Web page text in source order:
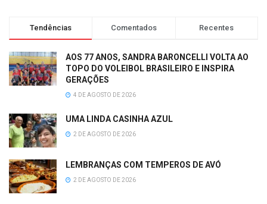
Tendências Comentados Recentes
AOS 77 ANOS, SANDRA BARONCELLI VOLTA AO
TOPO DO VOLEIBOL BRASILEIRO E INSPIRA
GERAÇÕES
4 DE AGOSTO DE 2026
UMA LINDA CASINHA AZUL
2 DE AGOSTO DE 2026
LEMBRANÇAS COM TEMPEROS DE AVÓ
2 DE AGOSTO DE 2026